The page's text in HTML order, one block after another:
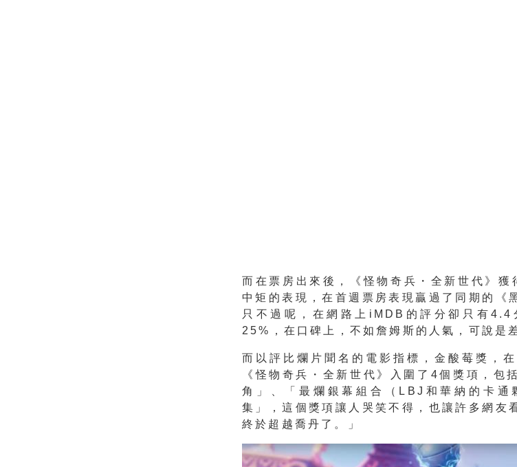
而在票房出來後，《怪物奇兵・全新世代》
中矩的表現，在首週票房表現贏過了同期的《
只不過呢，在網路上iMDB的評分卻只有4.4
25%，在口碑上，不如詹姆斯的人氣，可說是
而以評比爛片聞名的電影指標，金酸莓獎，
《怪物奇兵・全新世代》入圍了4個獎項，包
角」、「最爛銀幕組合（LBJ和華納的卡通
集」，這個獎項讓人哭笑不得，也讓許多網友
終於超越喬丹了。」